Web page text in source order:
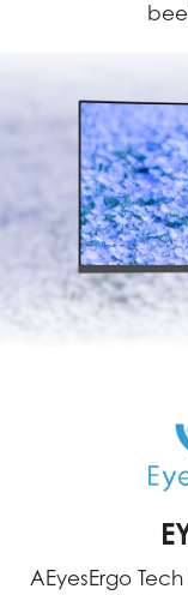
AEyesErgo